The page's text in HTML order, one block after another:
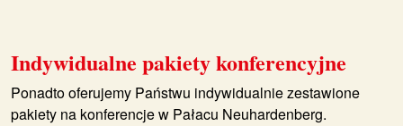
Indywidualne pakiety konferencyjne
Ponadto oferujemy Państwu indywidualnie zestawione
pakiety na konferencje w Pałacu Neuhardenberg.